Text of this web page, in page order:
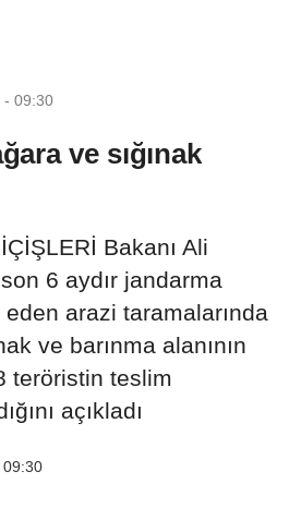
- 09:30
ve sığınak
Bakanı Ali
6 aydır jandarma
arazi taramalarında
ve barınma alanının
teröristin teslim
açıkladı
09:30